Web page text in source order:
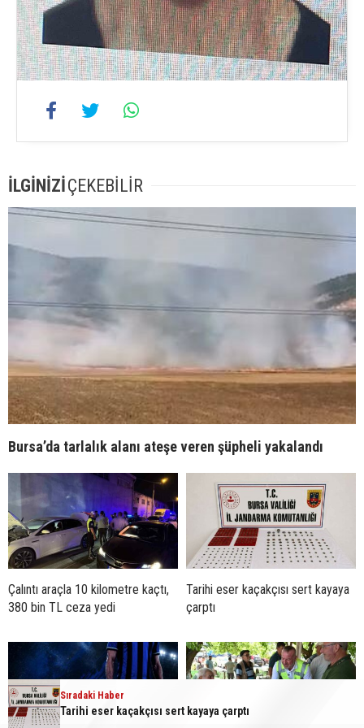
İLGİNİZİÇEKEBİLİR
Bursa’da tarlalık alanı ateşe veren şüpheli yakalandı
Çalıntı araçla 10 kilometre kaçtı,
380 bin TL ceza yedi
Tarihi eser kaçakçısı sert kayaya
çarptı
Sıradaki Haber
Tarihi eser kaçakçısı sert kayaya çarptı